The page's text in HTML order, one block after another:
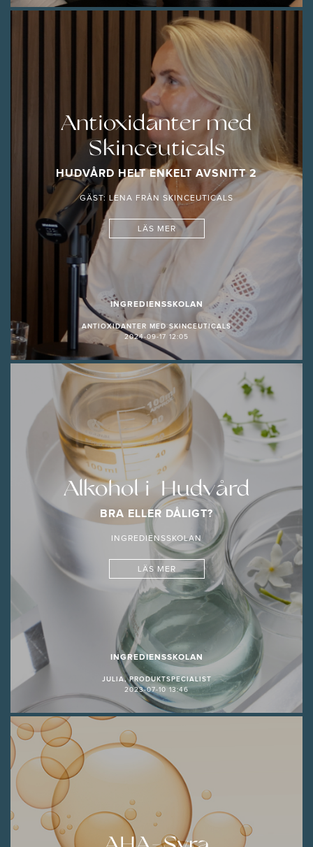
Antioxidanter med
Skinceuticals
HUDVÅRD HELT ENKELT AVSNITT 2
GÄST: LENA FRÅN SKINCEUTICALS
LÄS MER
INGREDIENSSKOLAN
ANTIOXIDANTER MED SKINCEUTICALS
2024-09-17 12:05
Alkohol i Hudvård
BRA ELLER DÅLIGT?
INGREDIENSSKOLAN
LÄS MER
INGREDIENSSKOLAN
JULIA, PRODUKTSPECIALIST
2023-07-10 13:46